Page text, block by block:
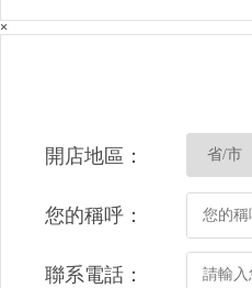
×
開店地區：
您的稱呼：
聯系電話：